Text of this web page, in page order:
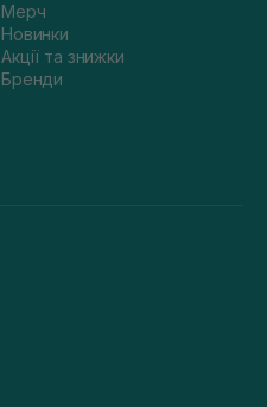
Мерч
Новинки
Акції та знижки
Бренди